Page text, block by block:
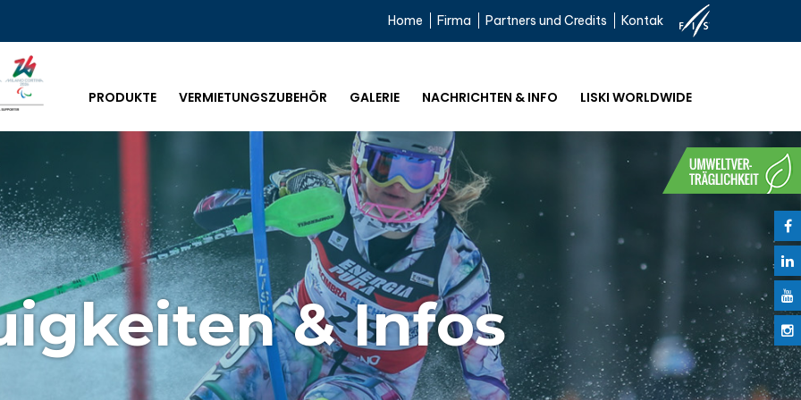
Home Firma Partners und Credits Kontak
PRODUKTE VERMIETUNGSZUBEHÖR GALERIE NACHRICHTEN & INFO LISKI WORLDWIDE
& Infos